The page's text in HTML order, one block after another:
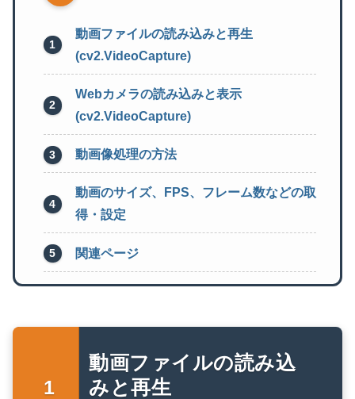
動画ファイルの読み込みと再生
(cv2.VideoCapture)
Webカメラの読み込みと表示
(cv2.VideoCapture)
動画像処理の方法
動画のサイズ、FPS、フレーム数などの取
得・設定
関連ページ
動画ファイルの読み込
みと再生